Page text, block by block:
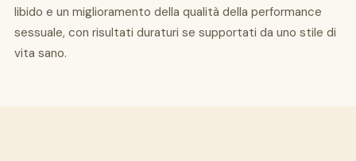
libido e un miglioramento della qualità della performance
sessuale, con risultati duraturi se supportati da uno stile di
vita sano.